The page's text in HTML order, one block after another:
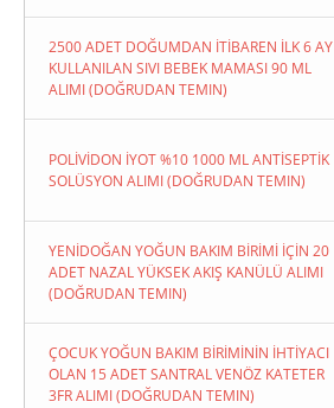
2500 ADET DOĞUMDAN İTİBAREN İLK 6 AY
KULLANILAN SIVI BEBEK MAMASI 90 ML
ALIMI (DOĞRUDAN TEMIN)
POLİVİDON İYOT %10 1000 ML ANTİSEPTİK
SOLÜSYON ALIMI (DOĞRUDAN TEMIN)
YENİDOĞAN YOĞUN BAKIM BİRİMİ İÇİN 20
ADET NAZAL YÜKSEK AKIŞ KANÜLÜ ALIMI
(DOĞRUDAN TEMIN)
ÇOCUK YOĞUN BAKIM BİRİMİNİN İHTİYACI
OLAN 15 ADET SANTRAL VENÖZ KATETER
3FR ALIMI (DOĞRUDAN TEMIN)